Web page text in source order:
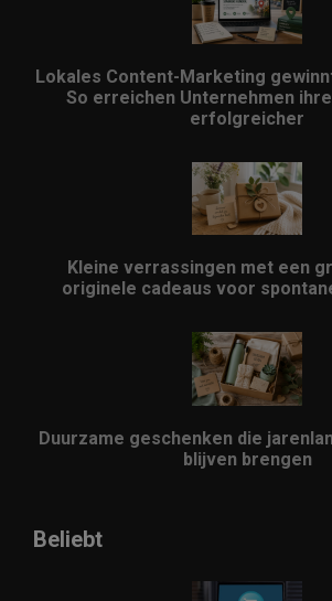
Lokales Content-Marketing
So erreichen Unternehmen
erfolgreicher
Kleine verrassingen met een
originele cadeaus voor
Duurzame geschenken die
blijven brengen
Beliebt